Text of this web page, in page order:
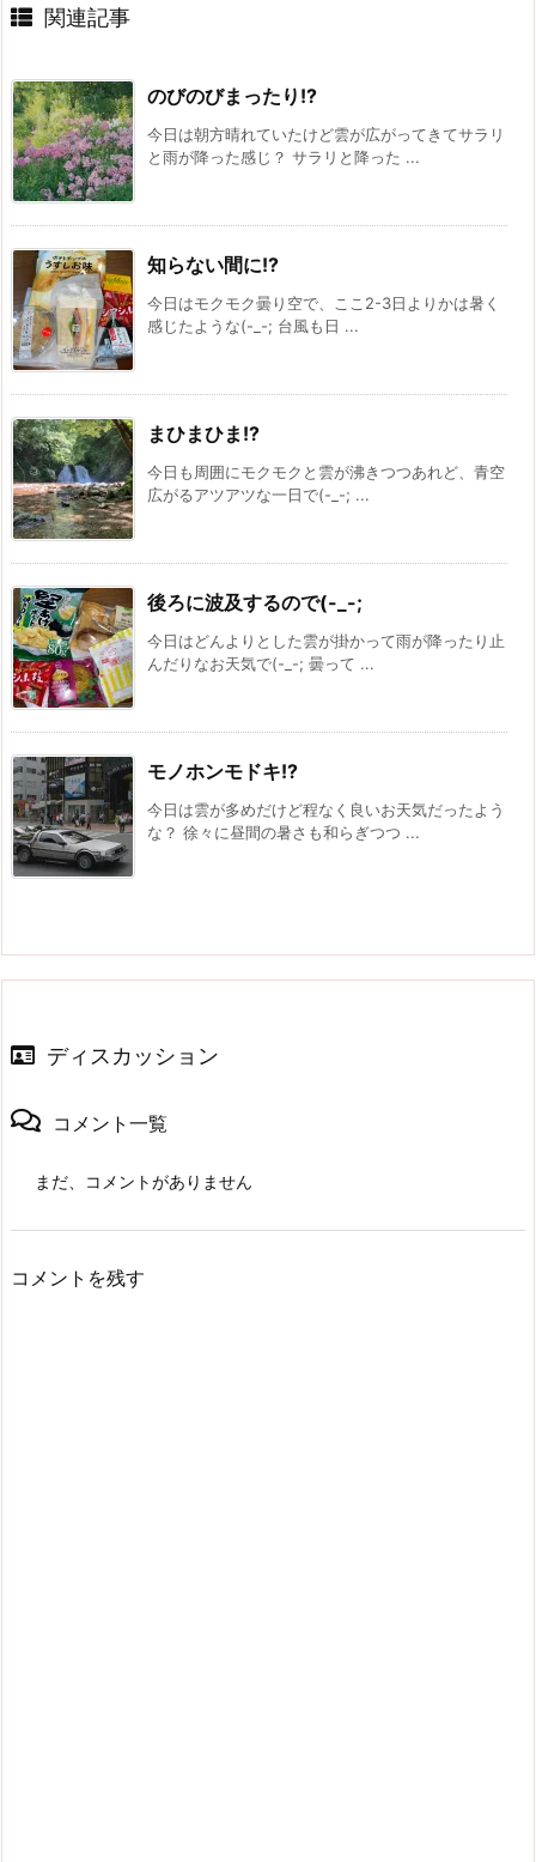
関連記事
のびのびまったり!?
今日は朝方晴れていたけど雲が広がってきてサラリ
と雨が降った感じ？ サラリと降った ...
知らない間に!?
今日はモクモク曇り空で、ここ2-3日よりかは暑く
感じたような(-_-; 台風も日 ...
まひまひま!?
今日も周囲にモクモクと雲が沸きつつあれど、青空
広がるアツアツな一日で(-_-; ...
後ろに波及するので(-_-;
今日はどんよりとした雲が掛かって雨が降ったり止
んだりなお天気で(-_-; 曇って ...
モノホンモドキ!?
今日は雲が多めだけど程なく良いお天気だったよう
な？ 徐々に昼間の暑さも和らぎつつ ...
ディスカッション
コメント一覧
まだ、コメントがありません
コメントを残す